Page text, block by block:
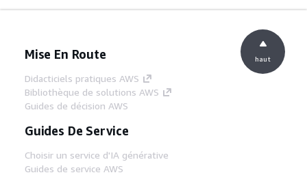
Mise En Route
Didacticiels pratiques AWS
Bibliothèque de solutions AWS
Guides de décision AWS
Guides De Service
Choisir un service d'IA générative
Guides de service AWS
haut